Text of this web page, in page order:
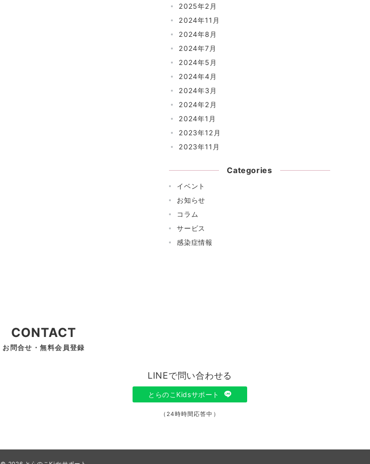
2025年2月
2024年11月
2024年8月
2024年7月
2024年5月
2024年4月
2024年3月
2024年2月
2024年1月
2023年12月
2023年11月
Categories
イベント
お知らせ
コラム
サービス
感染症情報
CONTACT
お問合せ・無料会員登録
LINEで問い合わせる
とらのこKidsサポート
（24時時間応答中）